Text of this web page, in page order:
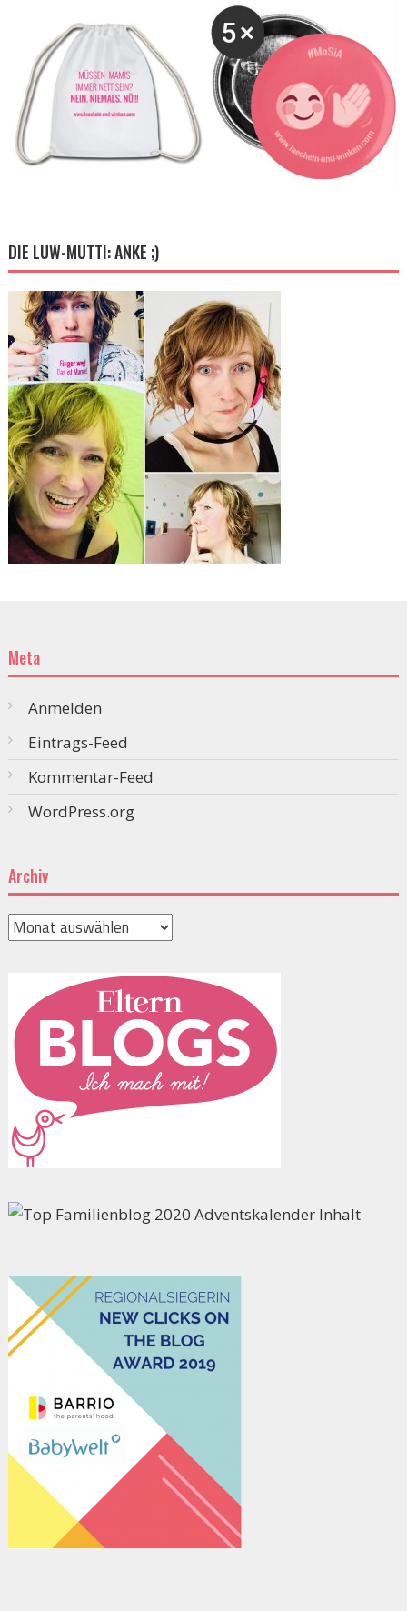
DIE LUW-MUTTI: ANKE ;)
Meta
Anmelden
Eintrags-Feed
Kommentar-Feed
WordPress.org
Archiv
Archiv